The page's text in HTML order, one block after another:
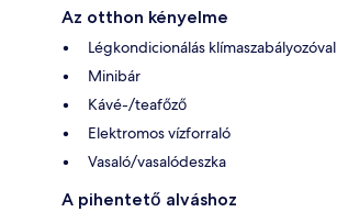
Az otthon kényelme
Légkondicionálás klímaszabályozóval
Minibár
Kávé-/teafőző
Elektromos vízforraló
Vasaló/vasalódeszka
A pihentető alváshoz